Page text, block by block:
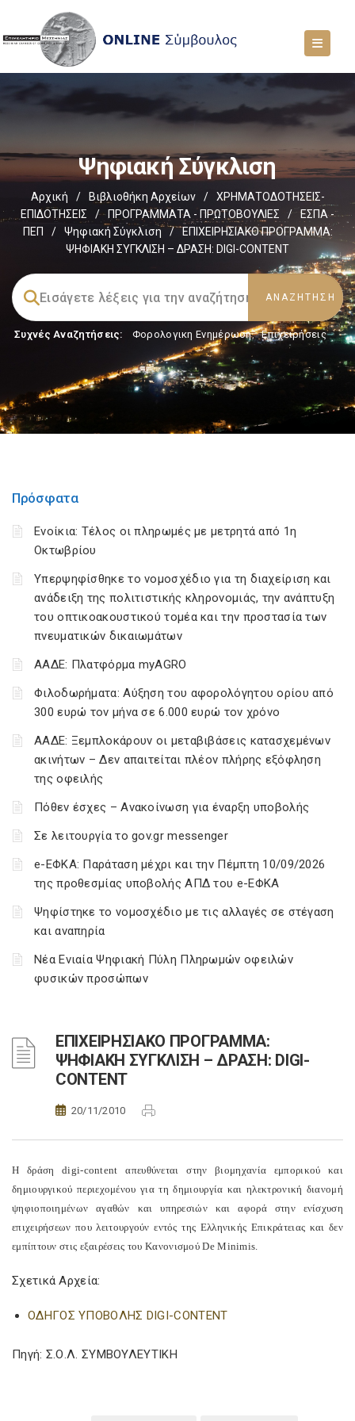
Ψηφιακή Σύγκλιση
Αρχική / Βιβλιοθήκη Αρχείων /
ΧΡΗΜΑΤΟΔΟΤΗΣΕΙΣ-
ΕΠΙΔΟΤΗΣΕΙΣ
/ ΠΡΟΓΡΑΜΜΑΤΑ - ΠΡΩΤΟΒΟΥΛΙΕΣ /
ΕΣΠΑ -
ΠΕΠ
/ Ψηφιακή Σύγκλιση /
ΕΠΙΧΕΙΡΗΣΙΑΚΟ ΠΡΟΓΡΑΜΜΑ:
ΨΗΦΙΑΚΗ ΣΥΓΚΛΙΣΗ – ΔΡΑΣΗ: DIGI-CONTENT
Συχνές Αναζητήσεις: Φορολογικη Ενημέρωση, Επιχειρήσεις
Πρόσφατα
Ενοίκια: Τέλος οι πληρωμές με μετρητά από 1η
Οκτωβρίου
Υπερψηφίσθηκε το νομοσχέδιο για τη διαχείριση και
ανάδειξη της πολιτιστικής κληρονομιάς, την ανάπτυξη
του οπτικοακουστικού τομέα και την προστασία των
πνευματικών δικαιωμάτων
ΑΑΔΕ: Πλατφόρμα myAGRO
Φιλοδωρήματα: Αύξηση του αφορολόγητου ορίου από
300 ευρώ τον μήνα σε 6.000 ευρώ τον χρόνο
ΑΑΔΕ: Ξεμπλοκάρουν οι μεταβιβάσεις κατασχεμένων
ακινήτων – Δεν απαιτείται πλέον πλήρης εξόφληση
της οφειλής
Πόθεν έσχες – Ανακοίνωση για έναρξη υποβολής
Σε λειτουργία το gov.gr messenger
e-ΕΦΚΑ: Παράταση μέχρι και την Πέμπτη 10/09/2026
της προθεσμίας υποβολής ΑΠΔ του e-ΕΦΚΑ
Ψηφίστηκε το νομοσχέδιο με τις αλλαγές σε στέγαση
και αναπηρία
Νέα Ενιαία Ψηφιακή Πύλη Πληρωμών οφειλών
φυσικών προσώπων
ΕΠΙΧΕΙΡΗΣΙΑΚΟ ΠΡΟΓΡΑΜΜΑ:
ΨΗΦΙΑΚΗ ΣΥΓΚΛΙΣΗ – ΔΡΑΣΗ: DIGI-
CONTENT
20/11/2010
Η δράση digi-content απευθύνεται στην βιομηχανία εμπορικού και
δημιουργικού περιεχομένου για τη δημιουργία και ηλεκτρονική διανομή
ψηφιοποιημένων αγαθών και υπηρεσιών και αφορά στην ενίσχυση
επιχειρήσεων που λειτουργούν εντός της Ελληνικής Επικράτειας και δεν
εμπίπτουν στις εξαιρέσεις του Κανονισμού De Minimis.
Σχετικά Αρχεία:
ΟΔΗΓΟΣ ΥΠΟΒΟΛΗΣ DIGI-CONTENT
Πηγή: Σ.Ο.Λ. ΣΥΜΒΟΥΛΕΥΤΙΚΗ